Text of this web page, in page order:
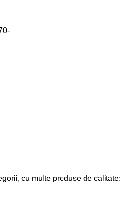
cu multe produse de calitate: